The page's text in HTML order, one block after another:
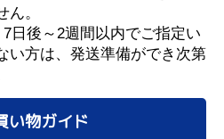
。
日後～2週間以内でご指定い
い方は、発送準備ができ次第
物ガイド